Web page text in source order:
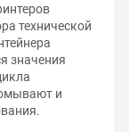
технической
значения
и